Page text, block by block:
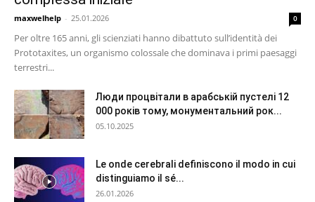
maxwelhelp - 25.01.2026 0
Per oltre 165 anni, gli scienziati hanno dibattuto sull’identità dei
Prototaxites, un organismo colossale che dominava i primi paesaggi
terrestri...
Люди процвітали в арабській пустелі 12
000 років тому, монументальний рок...
05.10.2025
Le onde cerebrali definiscono il modo in cui
distinguiamo il sé...
26.01.2026